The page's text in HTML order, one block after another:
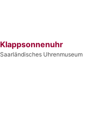
Klappsonnenuhr
Saarländisches Uhrenmuseum